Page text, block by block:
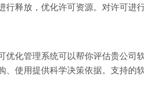
行释放，优化许可资源。对许可
优化管理系统可以帮你评估贵公
使用提供科学决策依据。支持的